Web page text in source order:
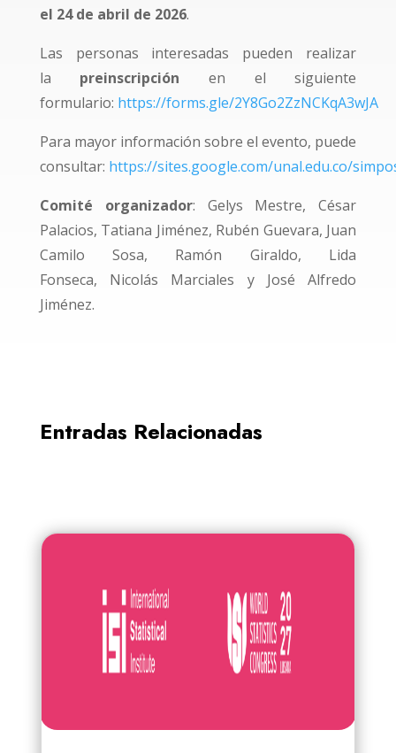
el 24 de abril de 2026.
Las personas interesadas pueden realizar
la preinscripción en el siguiente
formulario: https://forms.gle/2Y8Go2ZzNCKqA3wJA
Para mayor información sobre el evento, puede
consultar: https://sites.google.com/unal.edu.co/
Comité organizador: Gelys Mestre, César
Palacios, Tatiana Jiménez, Rubén Guevara, Juan
Camilo Sosa, Ramón Giraldo, Lida
Fonseca, Nicolás Marciales y José Alfredo
Jiménez.
Entradas Relacionadas